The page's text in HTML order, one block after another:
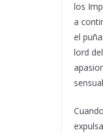
los
a
el
lord